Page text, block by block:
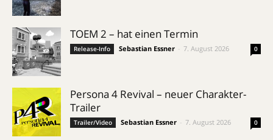
TOEM 2 – hat einen Termin
Release-Info Sebastian Essner 7. August 2026 0
Persona 4 Revival – neuer Charakter-
Trailer
Trailer/Video Sebastian Essner 7. August 2026 0